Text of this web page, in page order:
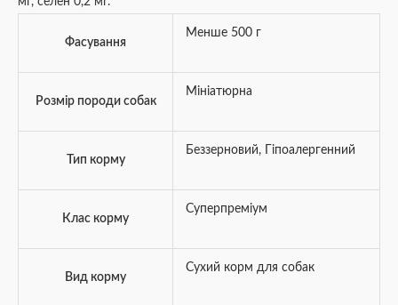
Фасування
Менше 500 г
Розмір породи собак
Мініатюрна
Тип корму
Беззерновий, Гіпоалергенний
Клас корму
Суперпреміум
Вид корму
Сухий корм для собак